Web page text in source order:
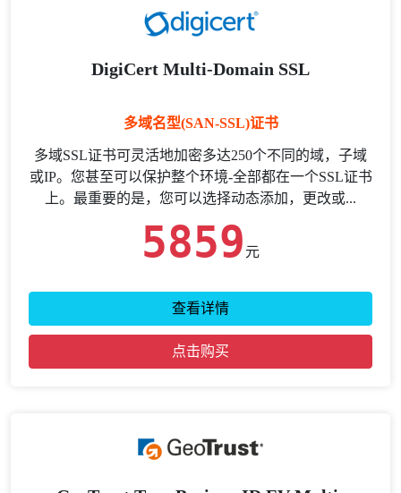
DigiCert Multi-Domain SSL
多域名型(SAN-SSL)证书
多域SSL证书可灵活地加密多达250个不同的域，子域
或IP。您甚至可以保护整个环境-全部都在一个SSL证书
上。最重要的是，您可以选择动态添加，更改或...
5859 元
查看详情
点击购买